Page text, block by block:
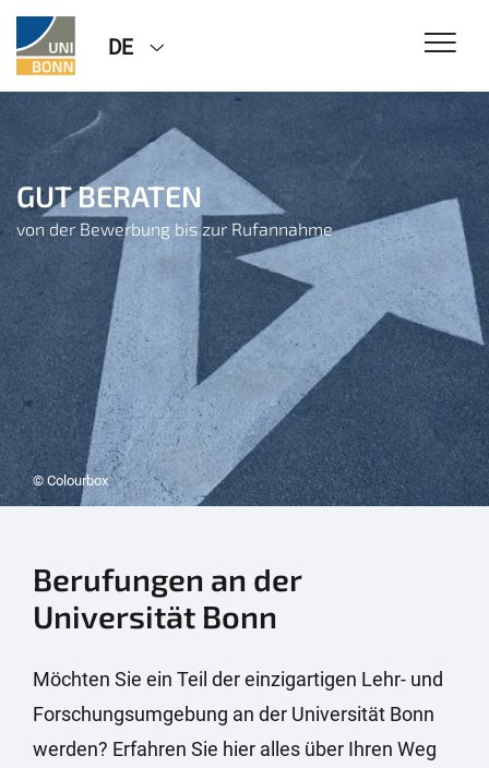
DE
GUT BERATEN
von der Bewerbung bis zur Rufannahme
© Colourbox
Berufungen an der
Universität Bonn
Möchten Sie ein Teil der einzigartigen Lehr- und
Forschungsumgebung an der Universität Bonn
werden? Erfahren Sie hier alles über Ihren Weg